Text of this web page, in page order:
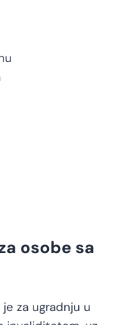
osobe sa
za ugradnju u